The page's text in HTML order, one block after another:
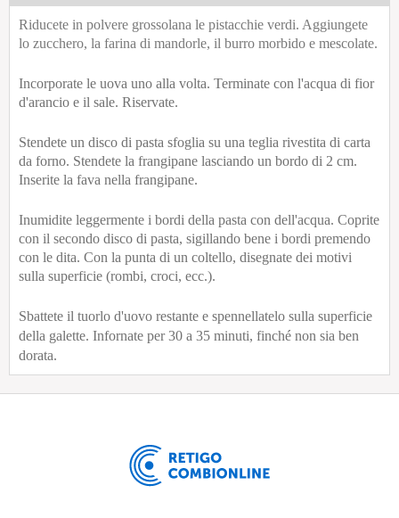
Riducete in polvere grossolana le pistacchie verdi. Aggiungete
lo zucchero, la farina di mandorle, il burro morbido e mescolate.
Incorporate le uova uno alla volta. Terminate con l'acqua di fior
d'arancio e il sale. Riservate.
Stendete un disco di pasta sfoglia su una teglia rivestita di carta
da forno. Stendete la frangipane lasciando un bordo di 2 cm.
Inserite la fava nella frangipane.
Inumidite leggermente i bordi della pasta con dell'acqua. Coprite
con il secondo disco di pasta, sigillando bene i bordi premendo
con le dita. Con la punta di un coltello, disegnate dei motivi
sulla superficie (rombi, croci, ecc.).
Sbattete il tuorlo d'uovo restante e spennellatelo sulla superficie
della galette. Infornate per 30 a 35 minuti, finché non sia ben
dorata.